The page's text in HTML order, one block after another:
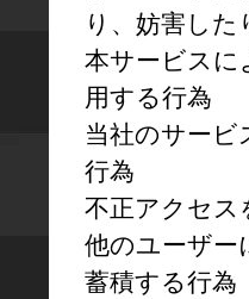
り、妨害した
本サービスに
用する行為
当社のサー
行為
不正アクセス
他のユーザー
蓄積する行為